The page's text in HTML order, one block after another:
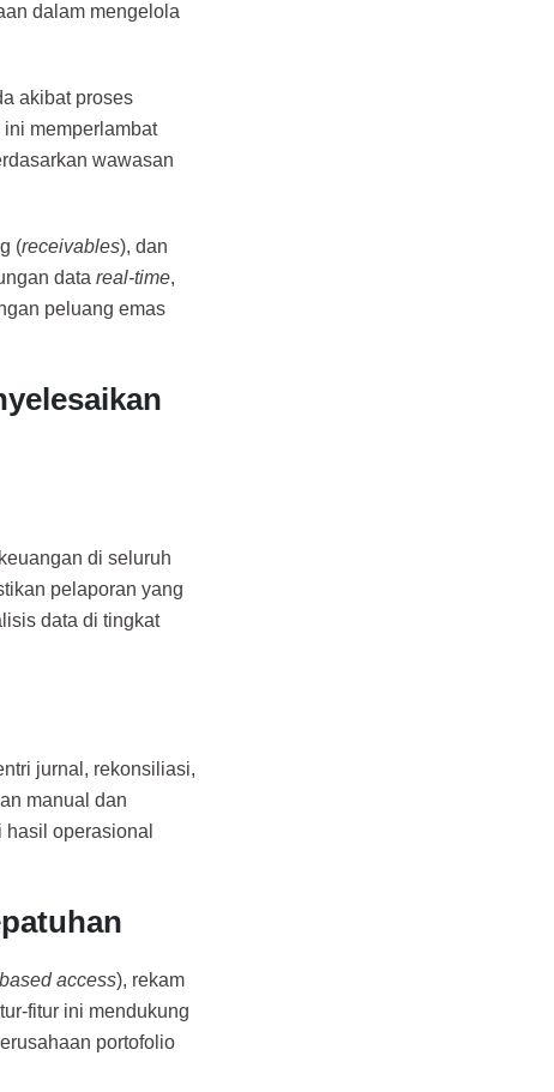
dalam mengelola
akibat proses
ini memperlambat
wawasan
(receivables), dan
data real-time,
peluang emas
di seluruh
pelaporan yang
data di tingkat
jurnal, rekonsiliasi,
manual dan
operasional
access), rekam
fitur ini mendukung
portofolio